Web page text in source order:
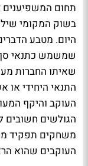
תחום המשפיענים
היום. מטבע
שמשמש כתנאי
שאיתו החברות
התנאי היחידי או
העוקב והיקף
הגולשים חשובים
משחקים תפקיד
העוקבים שהוא